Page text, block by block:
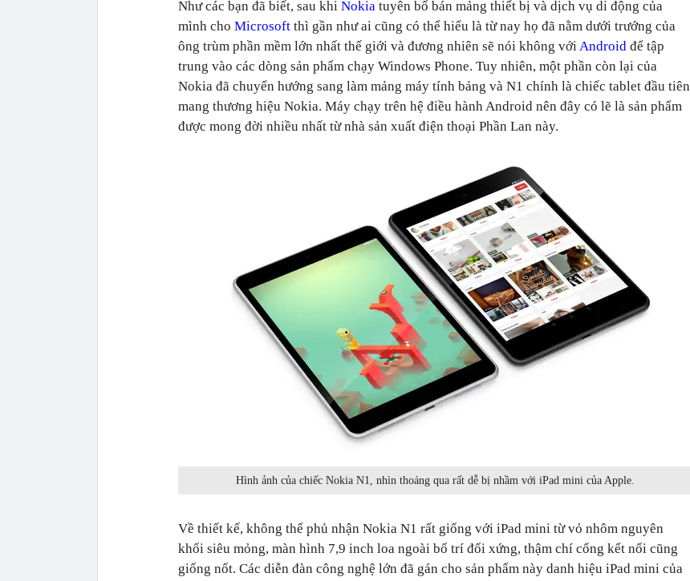
Như các bạn đã biết, sau khi Nokia tuyên bố bán mảng thiết bị và dịch vụ di động của
mình cho Microsoft thì gần như ai cũng có thể hiểu là từ nay họ đã nằm dưới trướng của
ông trùm phần mềm lớn nhất thế giới và đương nhiên sẽ nói không vớiAndroid để tập
trung vào các dòng sản phẩm chạy Windows Phone. Tuy nhiên, một phần còn lại của
Nokia đã chuyển hướng sang làm mảng máy tính bảng và N1 chính là chiếc tablet đầu tiên
mang thương hiệu Nokia. Máy chạy trên hệ điều hành Android nên đây có lẽ là sản phẩm
được mong đời nhiều nhất từ nhà sản xuất điện thoại Phần Lan này.
Hình ảnh của chiếc Nokia N1, nhìn thoáng qua rất dễ bị nhầm với iPad mini của Apple.
Về thiết kế, không thể phủ nhận Nokia N1 rất giống với iPad mini từ vỏ nhôm nguyên
khối siêu mỏng, màn hình 7,9 inch loa ngoài bố trí đối xứng, thậm chí cổng kết nối cũng
giống nốt. Các diễn đàn công nghệ lớn đã gán cho sản phẩm này danh hiệu iPad mini của